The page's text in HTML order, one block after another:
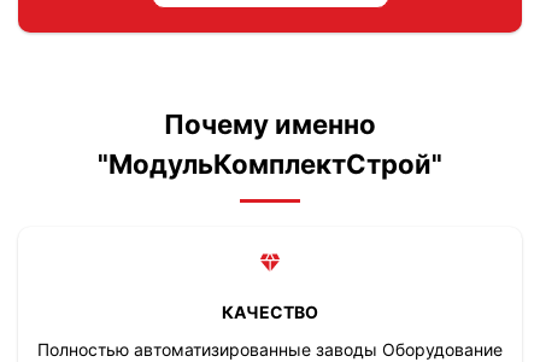
Почему именно
"МодульКомплектСтрой"
КАЧЕСТВО
Полностью автоматизированные заводы Оборудование